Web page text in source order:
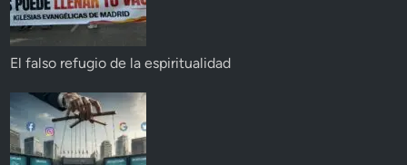
El falso refugio de la espiritualidad